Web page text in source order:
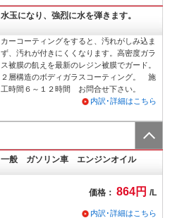
水玉になり、強烈に水を弾きます。
カーコーティングをすると、汚れがしみ込ま
ず、汚れが付きにくくなります。高密度ガラ
ス被膜の飢えを最新のレジン被膜でガード。
２層構造のボディガラスコーティング。 施
工時間６～１２時間 お問合せ下さい。
内訳･詳細はこちら
一般 ガソリン車 エンジンオイル
価格： 864円 /L
内訳･詳細はこちら